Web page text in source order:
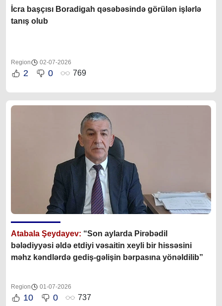
İcra başçısı Boradigah qəsəbəsində görülən işlərlə
tanış olub
Region 02-07-2026
2 0 769
Atabala Şeydayev: “Son aylarda Pirəbədil
bələdiyyəsi əldə etdiyi vəsaitin xeyli bir hissəsini
məhz kəndlərdə gediş-gəlişin bərpasına yönəldilib”
Region 01-07-2026
10 0 737